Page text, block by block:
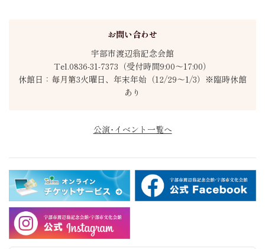
お問い合わせ
宇部市渡辺翁記念会館
Tel.0836-31-7373（受付時間9:00～17:00）
休館日：毎月第3火曜日、年末年始（12/29～1/3）※臨時休館
あり
公演･イベント一覧へ